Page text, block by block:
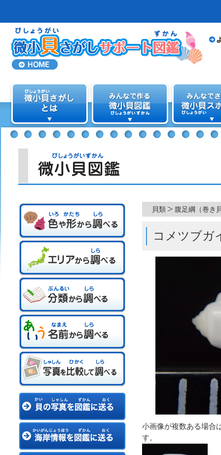
貝類 腹足綱（巻き
コメツブガ
小画像が複数ある場合
す。